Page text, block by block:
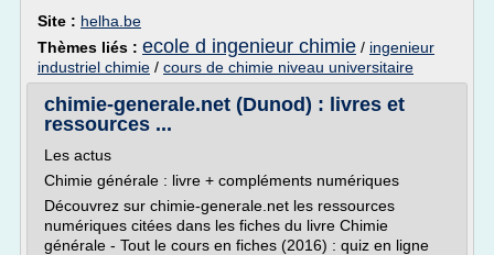
Site : helha.be
Thèmes liés : ecole d ingenieur chimie / ingenieur
industriel chimie / cours de chimie niveau universitaire
chimie-generale.net (Dunod) : livres et
ressources ...
Les actus
Chimie générale : livre + compléments numériques
Découvrez sur chimie-generale.net les ressources
numériques citées dans les fiches du livre Chimie
générale - Tout le cours en fiches (2016) : quiz en ligne